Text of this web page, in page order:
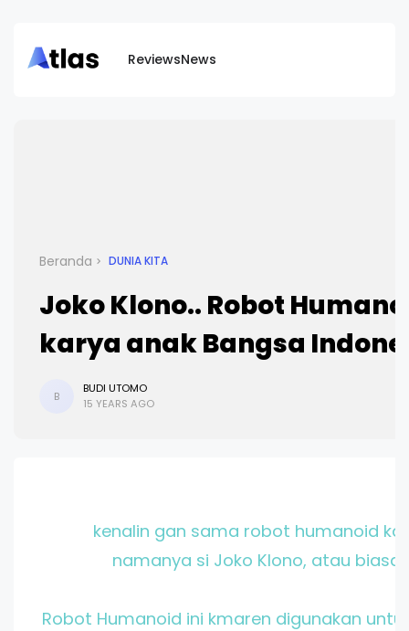
ReviewsNews
Beranda DUNIA KITA
Joko Klono.. Robot
karya anak Bangsa
B
BUDI UTOMO
15 YEARS AGO
kenalin gan sama robot humanoid
namanya si Joko Klono, atau biasa
Robot Humanoid ini kmaren digunakan